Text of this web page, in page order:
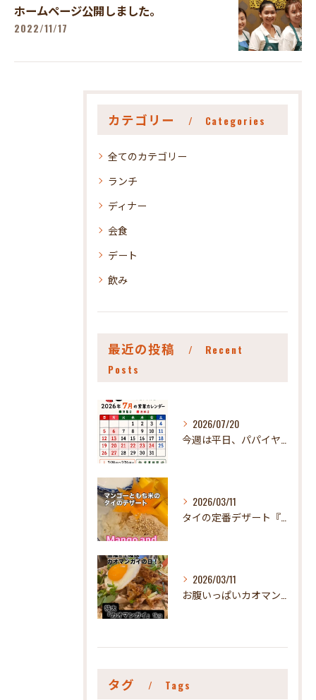
ホームページ公開しました。
2022/11/17
カテゴリー Categories
全てのカテゴリー
ランチ
ディナー
会食
デート
飲み
最近の投稿
Recent
Posts
2026/07/20
2026/03/11
2026/03/11
タグ Tags